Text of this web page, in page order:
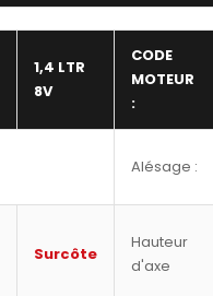
1,4 LTR
8V
CODE
MOTEUR
:
Alésage :
Surcôte
Hauteur
d'axe